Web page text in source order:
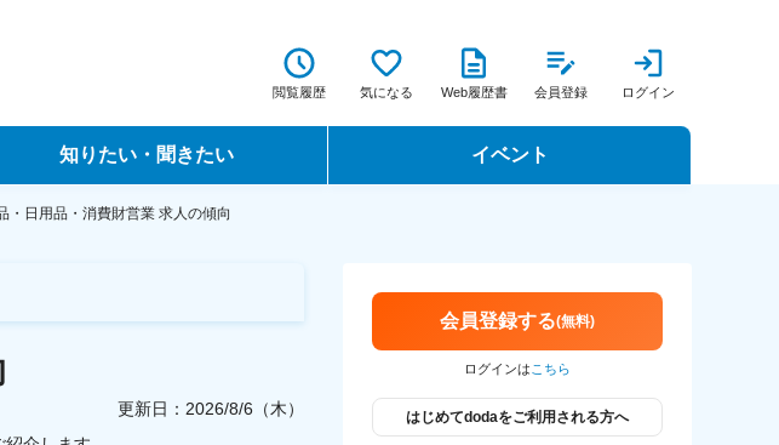
閲覧履歴 気になる Web履歴書 会員登録 ログイン
知りたい・聞きたい
職ノウハウ
職Q&A
イベント
転職セミナー動画
・日用品・消費財営業 求人の傾向
更新日： 2026/8/6（木）
会員登録する(無料)
ログインは こちら
はじめてdodaをご利用される方へ